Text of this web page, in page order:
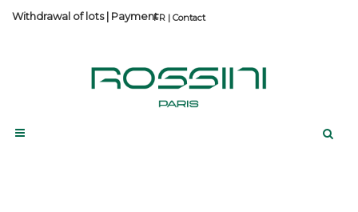
Contact
Withdrawal of lots| Payment